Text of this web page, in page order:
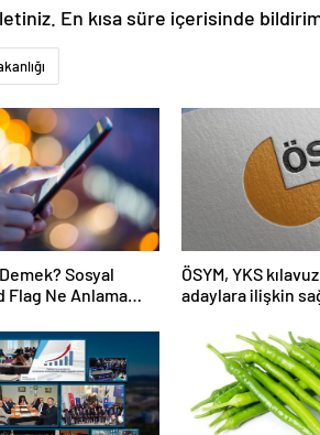
En kısa süre içerisinde
Sosyal
Flag Ne Anlama
ÖSYM, YKS
adaylara ilişkin